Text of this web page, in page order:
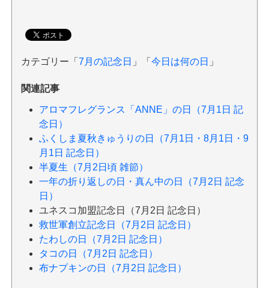
カテゴリー「 7月の記念日 」「 今日は何の日 」
関連記事
アロマフレグランス「ANNE」の日（7月1日 記
念日）
ふくしま夏秋きゅうりの日（7月1日・8月1日・9
月1日 記念日）
半夏生（7月2日頃 雑節）
一年の折り返しの日・真ん中の日（7月2日 記念
日）
ユネスコ加盟記念日（7月2日 記念日）
救世軍創立記念日（7月2日 記念日）
たわしの日（7月2日 記念日）
タコの日（7月2日 記念日）
布ナプキンの日（7月2日 記念日）